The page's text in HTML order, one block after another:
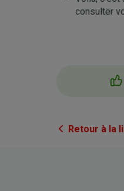
consulter
Retour à la